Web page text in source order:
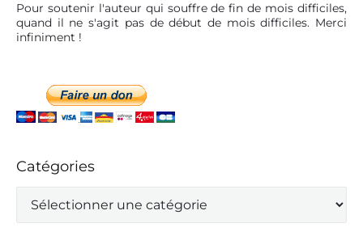
Pour soutenir l'auteur qui souffre de fin de mois difficiles,
quand il ne s'agit pas de début de mois difficiles. Merci
infiniment !
Catégories
t